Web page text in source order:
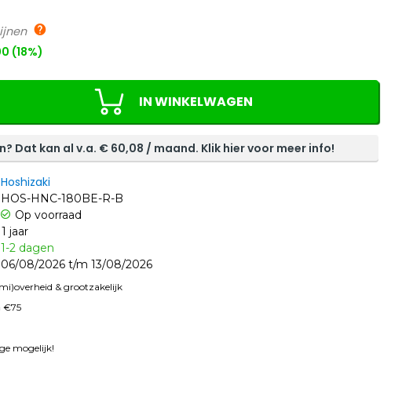
(18%)
IN WINKELWAGEN
Dat kan al v.a. € 60,08 / maand. Klik hier voor meer info!
Hoshizaki
HOS-HNC-180BE-R-B
Op voorraad
1 jaar
1-2 dagen
06/08/2026 t/m 13/08/2026
& grootzakelijk
€75
mogelijk!